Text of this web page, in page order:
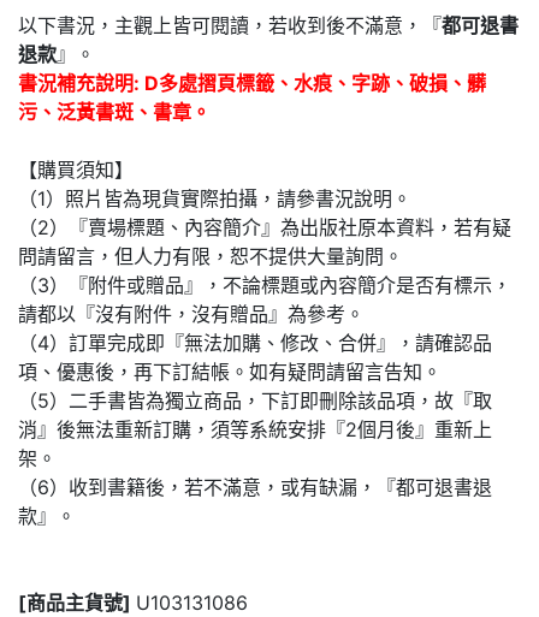
以下書況，主觀上皆可閱讀，若收到後不滿意，『都可退書
退款』。
書況補充說明: D多處摺頁標籤、水痕、字跡、破損、髒
污、泛黃書斑、書章。
【購買須知】
（1）照片皆為現貨實際拍攝，請參書況說明。
（2）『賣場標題、內容簡介』為出版社原本資料，若有疑
問請留言，但人力有限，恕不提供大量詢問。
（3）『附件或贈品』，不論標題或內容簡介是否有標示，
請都以『沒有附件，沒有贈品』為參考。
（4）訂單完成即『無法加購、修改、合併』，請確認品
項、優惠後，再下訂結帳。如有疑問請留言告知。
（5）二手書皆為獨立商品，下訂即刪除該品項，故『取
消』後無法重新訂購，須等系統安排『2個月後』重新上
架。
（6）收到書籍後，若不滿意，或有缺漏，『都可退書退
款』。
[商品主貨號] U103131086